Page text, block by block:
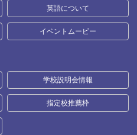
英語について
イベントムービー
学校説明会情報
指定校推薦枠